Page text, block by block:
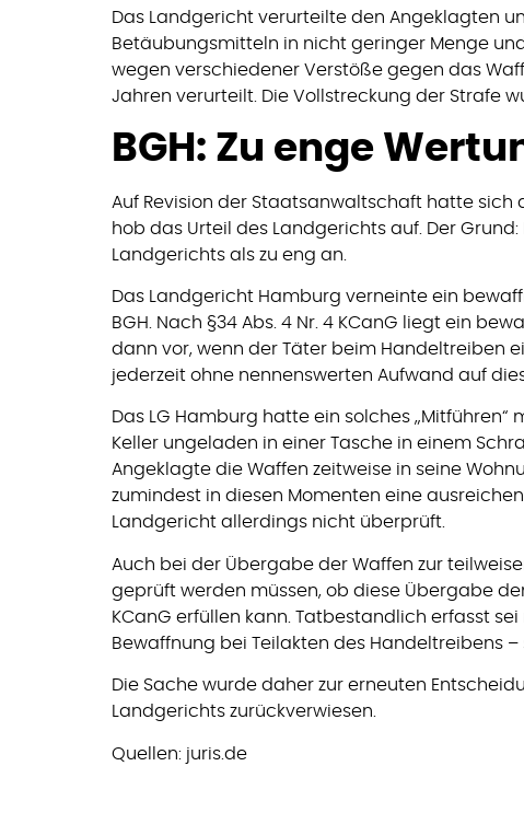
Das Landgericht verurteilte den Angeklagten
Betäubungsmitteln in nicht geringer Menge
wegen verschiedener Verstöße gegen das
Jahren verurteilt. Die Vollstreckung der Strafe
BGH: Zu enge
Auf Revision der Staatsanwaltschaft hatte sich
hob das Urteil des Landgerichts auf. Der
Landgerichts als zu eng an.
Das Landgericht Hamburg verneinte ein
BGH. Nach §34 Abs. 4 Nr. 4 KCanG liegt ein
dann vor, wenn der Täter beim Handeltreiben
jederzeit ohne nennenswerten Aufwand auf
Das LG Hamburg hatte ein solches
Keller ungeladen in einer Tasche in einem
Angeklagte die Waffen zeitweise in seine
zumindest in diesen Momenten eine
Landgericht allerdings nicht überprüft.
Auch bei der Übergabe der Waffen zur
geprüft werden müssen, ob diese Übergabe
KCanG erfüllen kann. Tatbestandlich erfasst
Bewaffnung bei Teilakten des Handeltreibens
Die Sache wurde daher zur erneuten
Landgerichts zurückverwiesen.
Quellen: juris.de